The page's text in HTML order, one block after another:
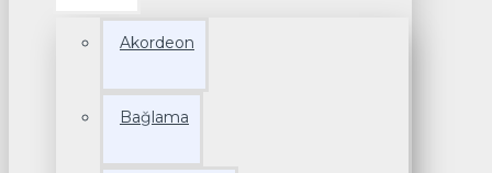
Akordeon
Bağlama